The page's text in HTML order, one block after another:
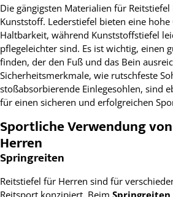
Die gängigsten Materialien für
Kunststoff. Lederstiefel bieten eine
Haltbarkeit, während Kunststoffstiefel
pflegeleichter sind. Es ist wichtig, einen
finden, der den Fuß und das Bein
Sicherheitsmerkmale, wie rutschfeste
stoßabsorbierende Einlegesohlen, sind
für einen sicheren und erfolgreichen
Sportliche Verwendung
Herren
Springreiten
Reitstiefel für Herren sind für
Reitsport konzipiert. Beim Springreiten